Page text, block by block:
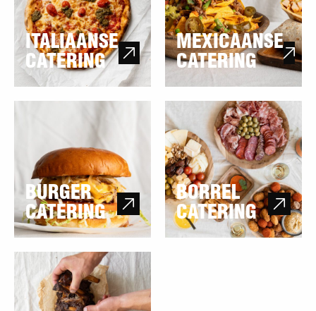
ITALIAANSE
CATERING
MEXICAANSE
CATERING
BURGER
CATERING
BORREL
CATERING
Lees meer over borrel
catering
Lees meer over BBQ
catering